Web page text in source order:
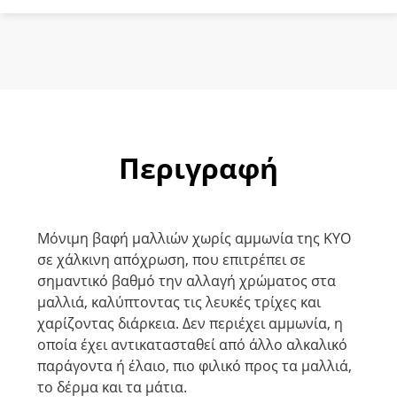
Περιγραφή
Μόνιμη βαφή μαλλιών χωρίς αμμωνία της KYO
σε χάλκινη απόχρωση, που επιτρέπει σε
σημαντικό βαθμό την αλλαγή χρώματος στα
μαλλιά, καλύπτοντας τις λευκές τρίχες και
χαρίζοντας διάρκεια. Δεν περιέχει αµµωνία, η
οποία έχει αντικατασταθεί από άλλο αλκαλικό
παράγοντα ή έλαιο, πιο φιλικό προς τα μαλλιά,
το δέρμα και τα μάτια.